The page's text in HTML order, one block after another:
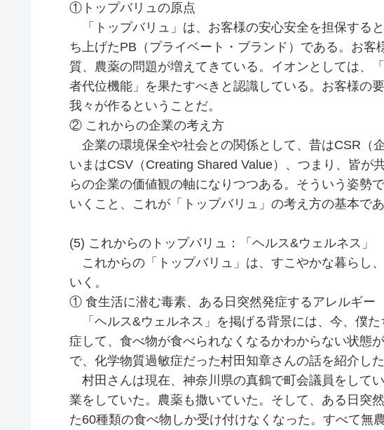
①トップバリュの原点
「トップバリュ」は、お客様の安心安全を担保する
ち上げたPB（プライベート・ブランド）である。お客
質、農薬の問題が増えてきている。イオンとしては、
者代位機能」を果たすべきと認識している。お客様の
我々が作るということだ。
② これからの企業の考え方
企業の環境保全や社会との関係として、昔はCSR（
いまはCSV（Creating Shared Value）、つまり、皆が
らの企業の価値観の軸になりつつある。そういう姿勢
いくこと、これが「トップバリュ」の考え方の基本であ
(5) これからのトップバリュ：「ヘルス&ウェルネス」
これからの「トップバリュ」は、すこやかな暮らし
いく。
① 食生活に潜む毒素、ある日突然発症するアレルギー
「ヘルス&ウェルネス」を掲げる背景には、今、僕
症して、食べ物が食べられなくなるかわからない状態
で、化学物質過敏症だった村田知章さんの話を紹介した
村田さんは現在、神奈川県の真鶴で町会議員をして
業をしていた。農薬も撒いていた。そして、ある日突
た60種類の食べ物しか受け付けなくなった。すべて無